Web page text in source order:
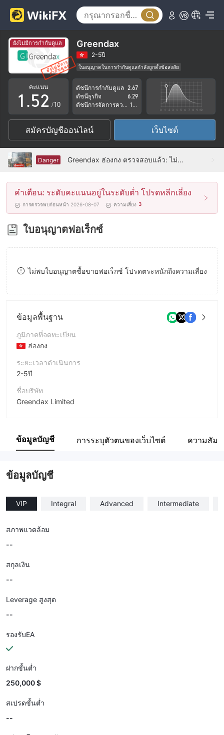
ยังไม่มีการกำกับดูแล Greendax
2-5ปี
ใบอนุญาตในการกำกับดูแลกำลังถูกตั้งข้อสงสัย
กลุ่มธุรกิจที่ต้องสงสัย
ระวังความเสี่ยงอันตรายที่อาจจะซ่อนอยู่
คะแนน
0
1
2
3
4
5
6
7
8
.
1
2
3
4
5
6
7
8
9
0
1
2
3
4
5
6
7
8
9
/10
ดัชนีการกำกับดูแล 2.67
ดัชนีธุรกิจ
6.29
สมัครบัญชีออนไลน์ เว็บไซต์
Danger Greendax ฮ่องกง ตรวจสอบแล้ว: ไม่พบการมีอยู่ทางกายภาพ
คำเตือน: ระดับคะแนนอยู่ในระดับต่ำ โปรดหลีกเลี่ยง
การตรวจพบก่อนหน้า 2026-08-07 ความเสี่ยง 3
ใบอนุญาตฟอเร็กซ์
ไม่พบใบอนุญาตซื้อขายฟอเร็กซ์ โปรดตระหนักถึงความเสี่ยง
ข้อมูลพื้นฐาน
ภูมิภาคที่จดทะเบียน
ฮ่องกง
ระยะเวลาดำเนินการ
2-5ปี
ชื่อบริษัท
Greendax Limited
พนักงานบริษัท
ข้อมูลบัญชี การระบุตัวตนของเว็บไซต์ ความสัม
ข้อมูลบัญชี
VIP Integral Advanced Intermediate
สภาพแวดล้อม
--
สกุลเงิน
--
Leverage สูงสุด
--
รองรับEA
ฝากขั้นต่ำ
250,000 $
สเปรดขั้นต่ำ
--